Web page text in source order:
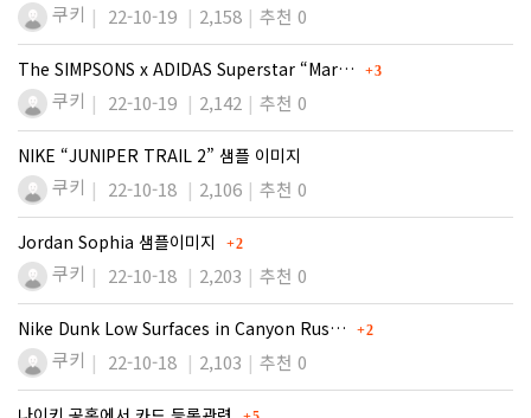
쿠키 22-10-19 2,158 추천 0
The SIMPSONS x ADIDAS Superstar “Mar… 댓글
3
쿠키 22-10-19 2,142 추천 0
NIKE “JUNIPER TRAIL 2” 샘플 이미지
쿠키 22-10-18 2,106 추천 0
Jordan Sophia 샘플이미지 댓글
2
쿠키 22-10-18 2,203 추천 0
Nike Dunk Low Surfaces in Canyon Rus… 댓글
2
쿠키 22-10-18 2,103 추천 0